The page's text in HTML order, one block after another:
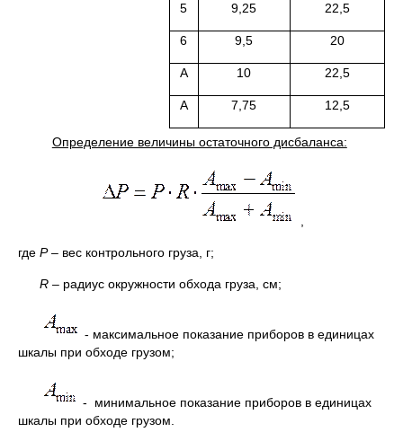
5 9,25 22,5
6 9,5 20
А 10 22,5
А 7,75 12,5
Определение величины остаточного дисбаланса:
где Р– вес контрольного груза, г;
R – радиус окружности обхода груза, см;
- максимальное показание приборов в единицах
шкалы при обходе грузом;
- минимальное показание приборов в единицах
шкалы при обходе грузом.